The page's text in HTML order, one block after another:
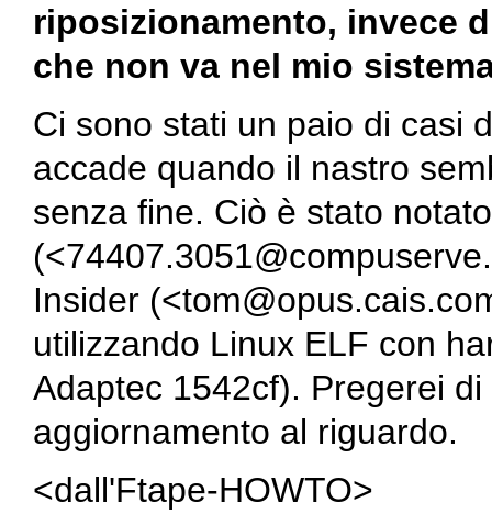
riposizionamento, invece
che non va nel mio
Ci sono stati un paio di casi
accade quando il nastro
senza fine. Ciò è stato
Insider
utilizzando Linux ELF con
Adaptec 1542cf). Pregerei
aggiornamento al riguardo.
<dall'Ftape-HOWTO>